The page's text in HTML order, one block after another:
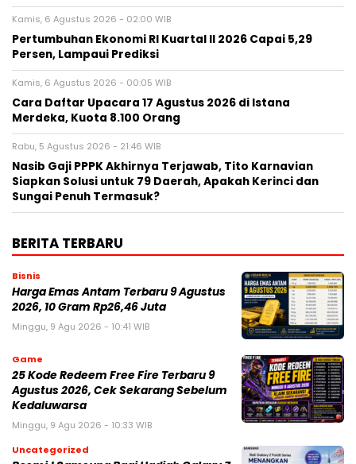
Kamis, 6 Agustus 2026 - 02:00 WIB
Pertumbuhan Ekonomi RI Kuartal II 2026 Capai 5,29
Persen, Lampaui Prediksi
Kamis, 6 Agustus 2026 - 00:05 WIB
Cara Daftar Upacara 17 Agustus 2026 di Istana
Merdeka, Kuota 8.100 Orang
Rabu, 5 Agustus 2026 - 21:46 WIB
Nasib Gaji PPPK Akhirnya Terjawab, Tito Karnavian
Siapkan Solusi untuk 79 Daerah, Apakah Kerinci dan
Sungai Penuh Termasuk?
BERITA TERBARU
Bisnis
Harga Emas Antam Terbaru 9 Agustus
2026, 10 Gram Rp26,46 Juta
Minggu, 9 Agu 2026 - 10:41 WIB
Game
25 Kode Redeem Free Fire Terbaru 9
Agustus 2026, Cek Sekarang Sebelum
Kedaluwarsa
Minggu, 9 Agu 2026 - 10:33 WIB
Uncategorized